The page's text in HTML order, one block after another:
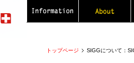
トップページ SIGGについて：